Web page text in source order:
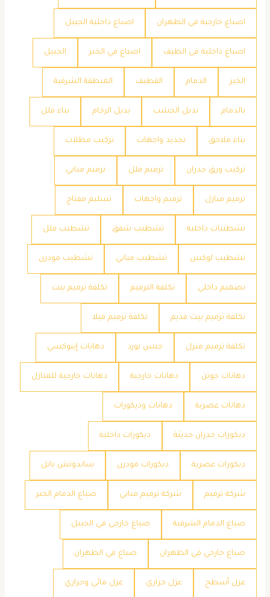
اصباغ خارجية في الظهران اصباغ داخلية الجبيل
اصباغ داخلية في الطيف اصباغ في الخبر الجبيل
الخبر الدمام القطيف المنطقة الشرقية
بالدمام بديل الخشب بديل الرخام بناء فلل
بناء ملاحق تجديد واجهات تركيب مظلات
تركيب ورق جدران ترميم فلل ترميم مباني
ترميم منازل ترميم واجهات تسليم مفتاح
تشطيبات داخلية تشطيب شقق تشطيب فلل
تشطيب لوكس تشطيب مباني تشطيب مودرن
تصميم داخلي تكلفة الترميم تكلفة ترميم بيت
تكلفة ترميم بيت قديم تكلفة ترميم فيلا
تكلفة ترميم منزل جبس بورد دهانات إيبوكسي
دهانات جوتن دهانات خارجية دهانات خارجية للمنازل
دهانات عصرية دهانات وديكورات
ديكورات جدران حديثة ديكورات داخلية
ديكورات عصرية ديكورات مودرن ساندوتش بانل
شركة ترميم شركة ترميم مباني صباغ الدمام الخبر
صباغ الدمام الشرقية صباغ خارجي في الجبيل
صباغ خارجي في الظهران صباغ في الظهران
عزل أسطح عزل حراري عزل مائي وحراري